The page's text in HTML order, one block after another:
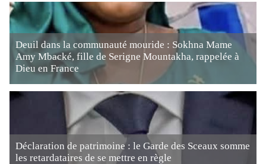
Deuil dans la communauté mouride : Sokhna Mame
Amy Mbacké, fille de Serigne Mountakha, rappelée à
Dieu en France
Déclaration de patrimoine : le Garde des Sceaux somme
les retardataires de se mettre en règle